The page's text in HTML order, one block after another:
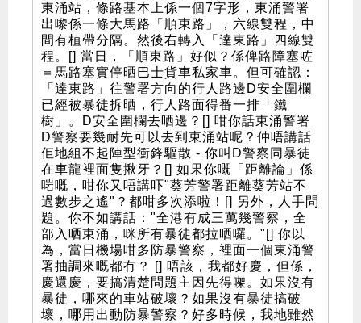
東涌站，條路基本上係一個7字形，東涌警署
出嚟係一條大馬路「順東路」，六線雙程，中
間有植帶分隔。然後右轉入「達東路」四線雙
程。[] 當日，「順東路」好似？係俾路障塞咗
＝馬路塞實停晒巴士貨車私家車。但可確認：
「達東路」往警署方向的行人路邊D安全圍欄
已經被暴徒拆晒，行人路面得番一排「鐵
樹」。D安全圍欄去晒邊？[] 咁你話東涌警署
D警察要幾耐先可以去到東涌站呢？仲唔講話
佢地組不起陣型衝鋒驅散 - 你叫D警察同暴徒
在車龍裡面隻揪牙？[] 如果你嘅「距離論」係
啱嘅，咁你又唔講吓"葵芳警署距離葵芳站不
過數步之遙"？都咁多次添啦！[] 另外，人手問
題。你不如講話："全港有成三萬幾警察，全
部入晒東涌，咪所有暴徒都拉晒囉。"[] 你以
為，當日機場咁多防暴警察，裡面一個東涌警
署抽調來嘅都冇？ [] 唔該，我都好慶，但係，
慶還慶，要搞清楚問題主因先得㗎。如果沒有
暴徒，哪來的車站破壞？如果沒有暴徒搞破
壞，哪用出動防暴警察？好多時候，我地雖然